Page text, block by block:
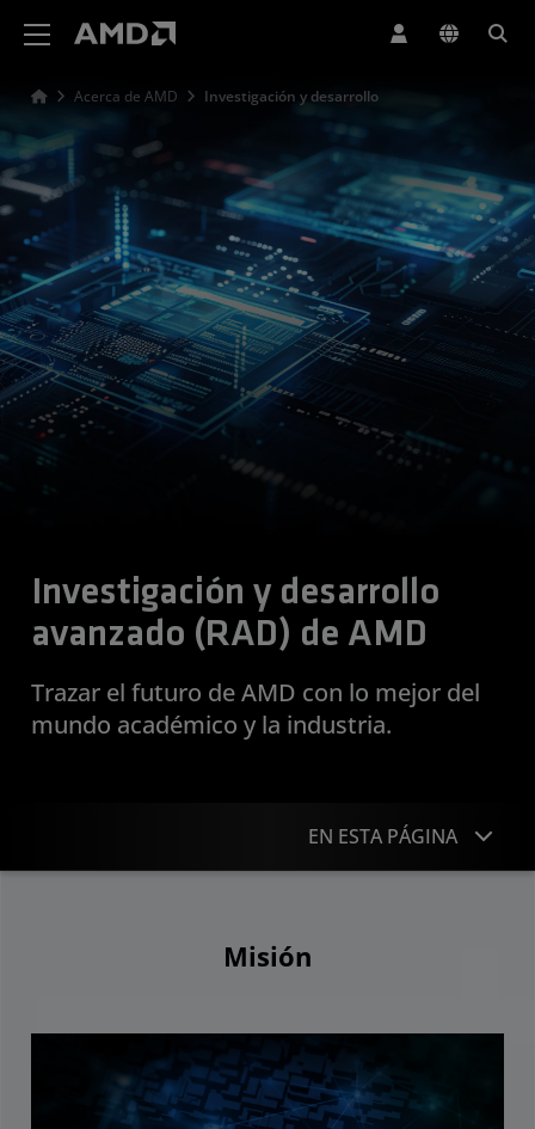
Acerca de AMD Investigación y desarrollo
Investigación y desarrollo
avanzado (RAD) de AMD
Trazar el futuro de AMD con lo mejor del
mundo académico y la industria.
EN ESTA PÁGINA
Áreas de enfoque a largo plazo
Programas y oportunidades
Blogs técnicos
Misión